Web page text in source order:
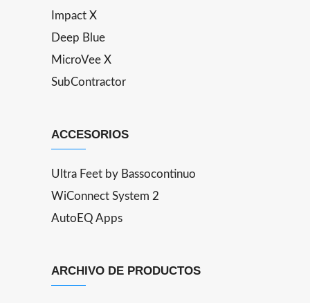
Impact X
Deep Blue
MicroVee X
SubContractor
ACCESORIOS
Ultra Feet by Bassocontinuo
WiConnect System 2
AutoEQ Apps
ARCHIVO DE PRODUCTOS